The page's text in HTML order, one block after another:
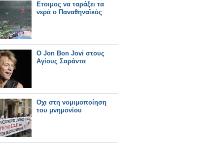
Ετοιμος να ταράξει τα
νερά ο Παναθηναϊκός
O Jon Bon Jovi στους
Αγίους Σαράντα
Οχι στη νομιμοποίηση
του μνημονίου